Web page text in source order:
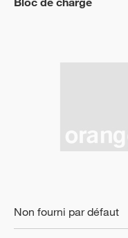
Non fourni par défaut